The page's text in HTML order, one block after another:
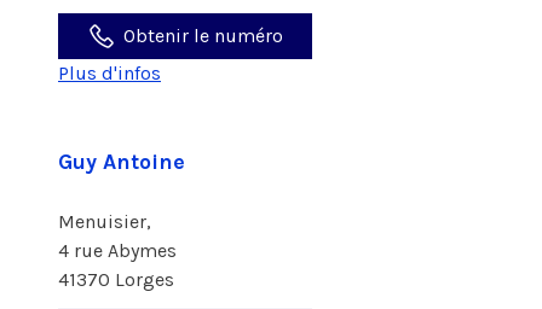
Obtenir le numéro
Plus d'infos
Guy Antoine
Menuisier,
4 rue Abymes
41370 Lorges